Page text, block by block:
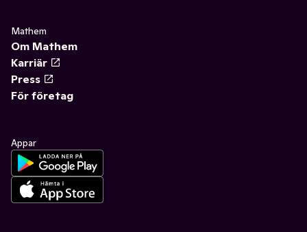
Mathem
Om Mathem
Karriär
Press
För företag
Appar